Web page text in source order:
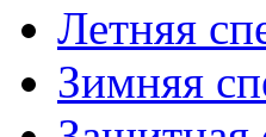
Летняя
Зимняя